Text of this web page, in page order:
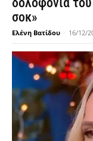
σοκ»
Ελένη Βατίδου - 16/12/